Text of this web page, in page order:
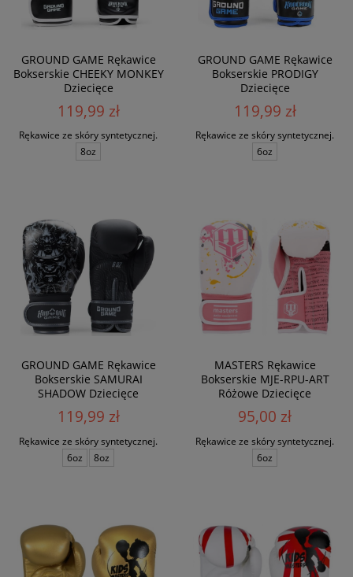
GROUND GAME Rękawice
Bokserskie CHEEKY MONKEY
Dziecięce
119,99 zł
Rękawice ze skóry syntetycznej.
8oz
GROUND GAME Rękawice
Bokserskie PRODIGY
Dziecięce
119,99 zł
Rękawice ze skóry syntetycznej.
6oz
GROUND GAME Rękawice
Bokserskie SAMURAI
SHADOW Dziecięce
119,99 zł
Rękawice ze skóry syntetycznej.
6oz
8oz
MASTERS Rękawice
Bokserskie MJE-RPU-ART
Różowe Dziecięce
95,00 zł
Rękawice ze skóry syntetycznej.
6oz